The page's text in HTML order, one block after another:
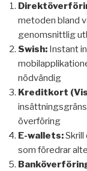
metoden bland
genomsnittlig
Swish: Instant
nödvändig
Kreditkort
överföring
E-wallets:
som föredrar